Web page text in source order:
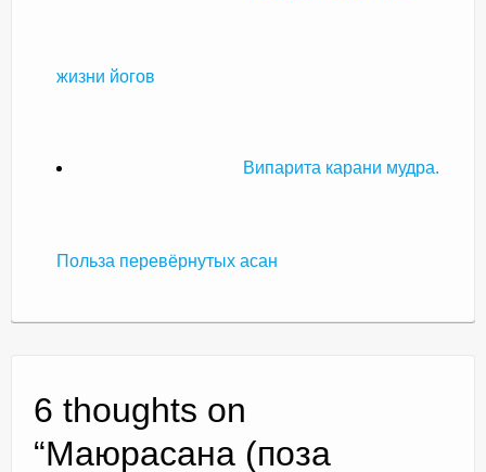
жизни йогов
Випарита карани мудра.
Польза перевёрнутых асан
6 thoughts on
“Маюрасана (поза